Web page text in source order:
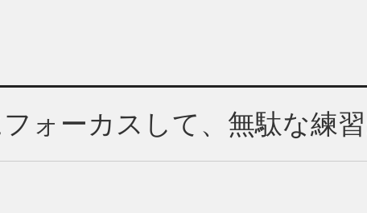
フォーカスして、無駄な練